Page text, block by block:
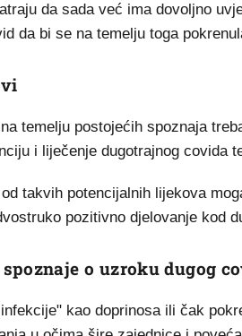
da sada već ima dovoljno
da bi se na temelju toga
temelju postojećih spoznaja
i liječenje dugotrajnog covida
takvih potencijalnih lijekova
pozitivno djelovanje kod
o uzroku dugog
kao doprinosa ili čak